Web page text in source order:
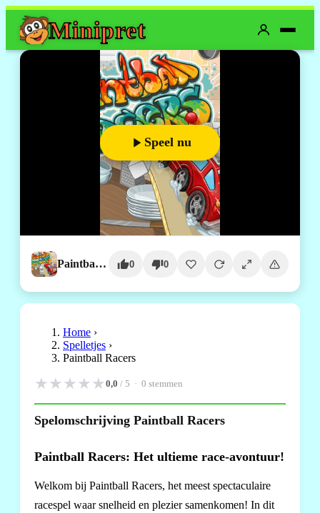
Minipret
Speel nu
Paintball Racers 0 0
Home ›
Spelletjes ›
Paintball Racers
★★★★★0,0 / 5 · 0 stemmen
Spelomschrijving Paintball Racers
Paintball Racers: Het ultieme race-avontuur!
Welkom bij Paintball Racers, het meest spectaculaire
racespel waar snelheid en plezier samenkomen! In dit